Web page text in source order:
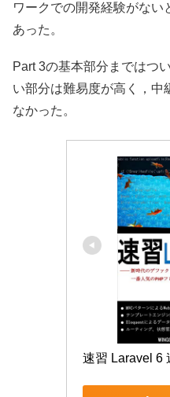
ワークでの開発経験がな
あった。
Part 3の基本部分まではつ
い部分は難易度が高く，中
なかった。
速習 Laravel 6